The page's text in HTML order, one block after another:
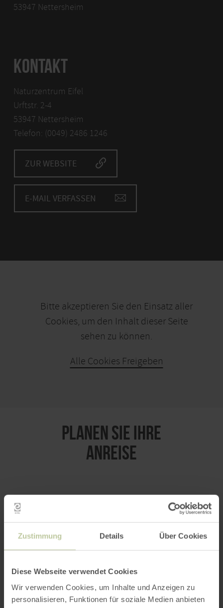
Zustimmung Details Über Cookies
Diese Webseite verwendet Cookies
Wir verwenden Cookies, um Inhalte und Anzeigen zu
personalisieren, Funktionen für soziale Medien anbieten
53947 Nettersheim
KONTAKT
Naturzentrum Eifel
Urftstr. 2-4
53947 Nettersheim
Telefon: (0049) 2486 1246
ZUR WEBSITE
E-MAIL VERFASSEN
Bitte akzeptieren Sie den Einsatz aller
Cookies, um den Inhalt dieser Seite
sehen zu können.
Alle Cookies Freigeben
PLANEN SIE IHRE
ANREISE
Anfahrt von: